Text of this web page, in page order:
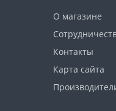
О магазине
Контакты
Карта сайта